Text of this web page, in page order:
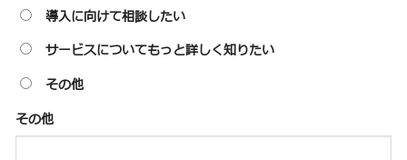
導入に向けて相談したい
サービスについてもっと詳しく知りたい
その他
その他